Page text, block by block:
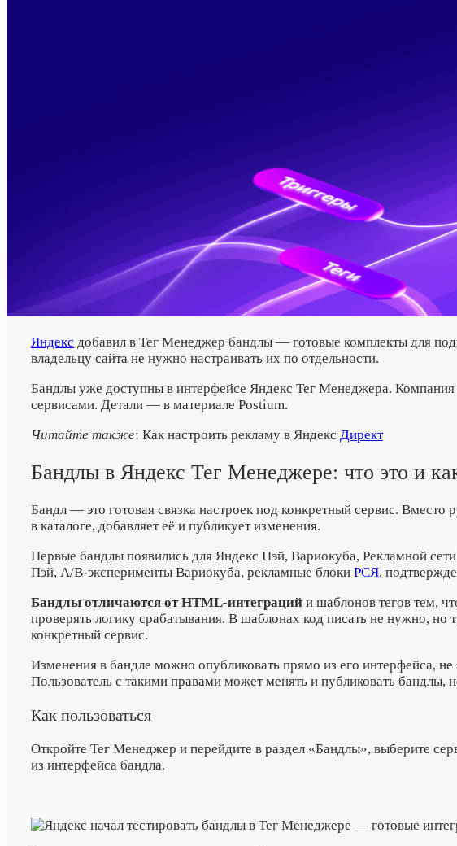
Яндекс добавил в Тег Менеджер бандлы — готовые комплекты для
владельцу сайта не нужно настраивать их по отдельности.
Бандлы уже доступны в интерфейсе Яндекс Тег Менеджера. Компания
сервисами. Детали — в материале Postium.
Читайте также: Как настроить рекламу в Яндекс Директ
Бандлы в Яндекс Тег Менеджере: что это и
Бандл — это готовая связка настроек под конкретный сервис.
в каталоге, добавляет её и публикует изменения.
Первые бандлы появились для Яндекс Пэй, Вариокуба, Рекламной
Пэй, A/B-эксперименты Вариокуба, рекламные блоки РСЯ,
Бандлы отличаются от HTML-интеграций и шаблонов тегов тем,
проверять логику срабатывания. В шаблонах код писать не нужно,
конкретный сервис.
Изменения в бандле можно опубликовать прямо из его интерфейса,
Пользователь с такими правами может менять и публиковать бандлы,
Как пользоваться
Откройте Тег Менеджер и перейдите в раздел «Бандлы», выберите
из интерфейса бандла.